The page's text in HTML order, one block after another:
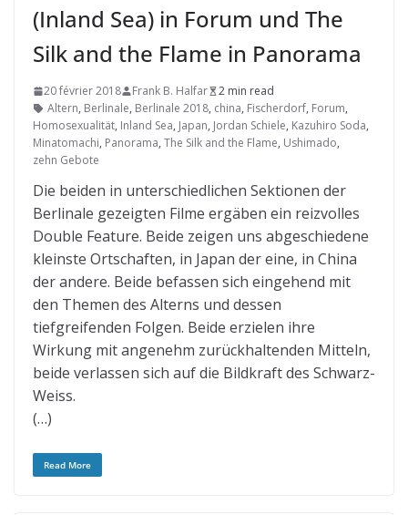
(Inland Sea) in Forum und The
Silk and the Flame in Panorama
20 février 2018 Frank B. Halfar
2 min read
Altern, Berlinale, Berlinale 2018, china, Fischerdorf, Forum,
Homosexualität, Inland Sea, Japan, Jordan Schiele, Kazuhiro Soda,
Minatomachi, Panorama, The Silk and the Flame, Ushimado,
zehn Gebote
Die beiden in unterschiedlichen Sektionen der
Berlinale gezeigten Filme ergäben ein reizvolles
Double Feature. Beide zeigen uns abgeschiedene
kleinste Ortschaften, in Japan der eine, in China
der andere. Beide befassen sich eingehend mit
den Themen des Alterns und dessen
tiefgreifenden Folgen. Beide erzielen ihre
Wirkung mit angenehm zurückhaltenden Mitteln,
beide verlassen sich auf die Bildkraft des Schwarz-
Weiss.
(…)
Read More